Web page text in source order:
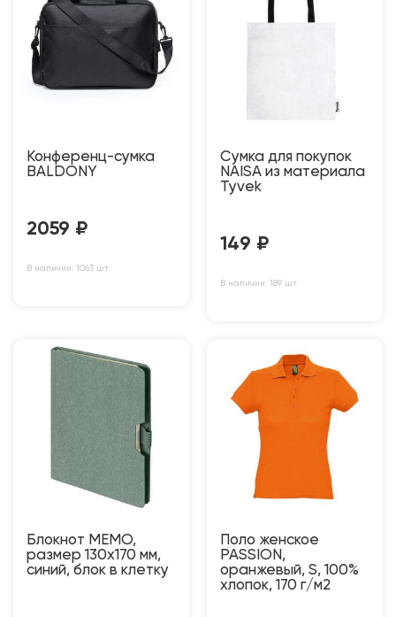
Конференц-сумка
BALDONY
2059 ₽
В наличии: 1063 шт
Сумка для покупок
NAISA из материала
Tyvek
149 ₽
В наличии: 189 шт
Блокнот MEMO,
размер 130х170 мм,
синий, блок в клетку
Поло женское
PASSION,
оранжевый, S, 100%
хлопок, 170 г/м2